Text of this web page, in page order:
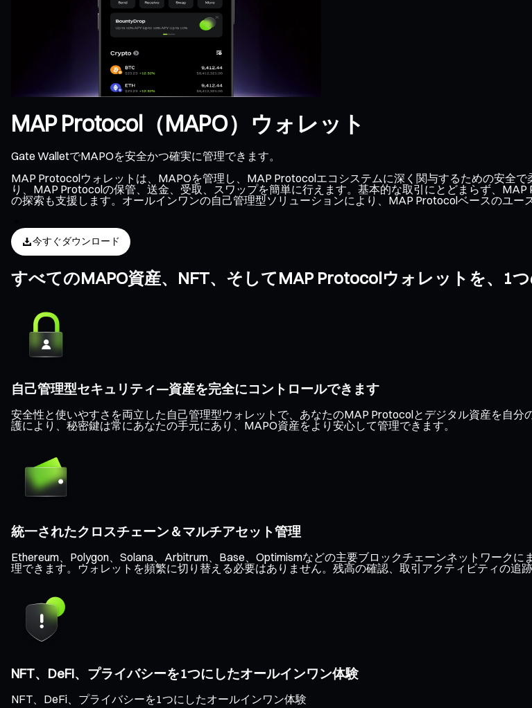
MAP Protocol（MAPO）ウォレット
Gate WalletでMAPOを安全かつ確実に管理できます。
MAP Protocolウォレットは、MAPOを管理し、MAP Protocolエコシステムに深く関与するための安全
り、MAP Protocolの保管、送金、受取、スワップを簡単に行えます。基本的な取引にとどまらず、
の探索も支援します。オールインワンの自己管理型ソリューションにより、MAP Protocolベースのユー
今すぐダウンロード
すべてのMAPO資産、NFT、そしてMAP Protocolウォレットを、1
自己管理型セキュリティ—資産を完全にコントロールできます
安全性と使いやすさを両立した自己管理型ウォレットで、あなたのMAP Protocolとデジタル資産を自
護により、秘密鍵は常にあなたの手元にあり、MAPO資産をより安心して管理できます。
統一されたクロスチェーン＆マルチアセット管理
Ethereum、Polygon、Solana、Arbitrum、Base、Optimismなどの主要ブロックチェーンネットワーク
理できます。ウォレットを頻繁に切り替える必要はありません。残高の確認、取引アクティビティの追
NFT、DeFi、プライバシーを1つにしたオールインワン体験
NFT、DeFi、プライバシーを1つにしたオールインワン体験